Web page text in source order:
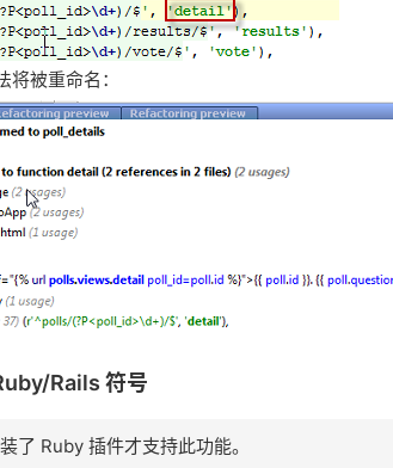
被重命名：
Rails 符号
了 Ruby 插件才支持此功能。